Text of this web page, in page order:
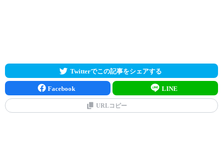
Twitterでこの記事をシェアする
Facebook LINE
URLコピー